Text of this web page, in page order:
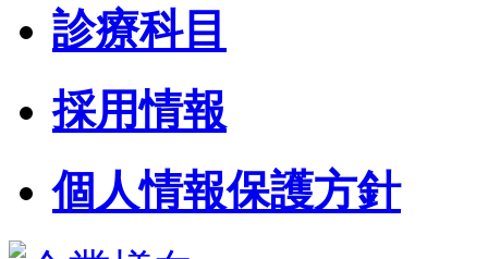
診療科目
採用情報
個人情報保護方針